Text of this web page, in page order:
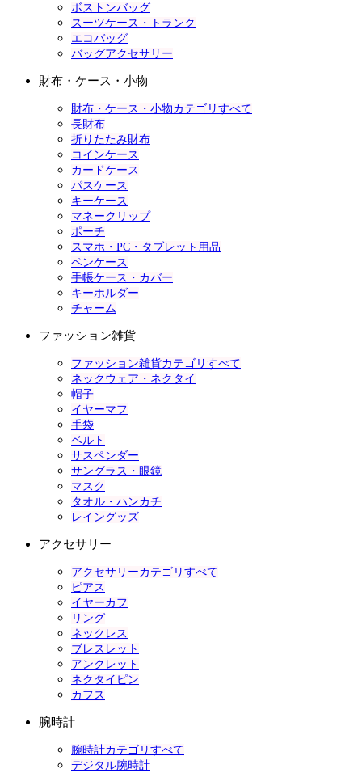
ボストンバッグ
スーツケース・トランク
エコバッグ
バッグアクセサリー
財布・ケース・小物
財布・ケース・小物カテゴリすべて
長財布
折りたたみ財布
コインケース
カードケース
パスケース
キーケース
マネークリップ
ポーチ
スマホ・PC・タブレット用品
ペンケース
手帳ケース・カバー
キーホルダー
チャーム
ファッション雑貨
ファッション雑貨カテゴリすべて
ネックウェア・ネクタイ
帽子
イヤーマフ
手袋
ベルト
サスペンダー
サングラス・眼鏡
マスク
タオル・ハンカチ
レイングッズ
アクセサリー
アクセサリーカテゴリすべて
ピアス
イヤーカフ
リング
ネックレス
ブレスレット
アンクレット
ネクタイピン
カフス
腕時計
腕時計カテゴリすべて
デジタル腕時計